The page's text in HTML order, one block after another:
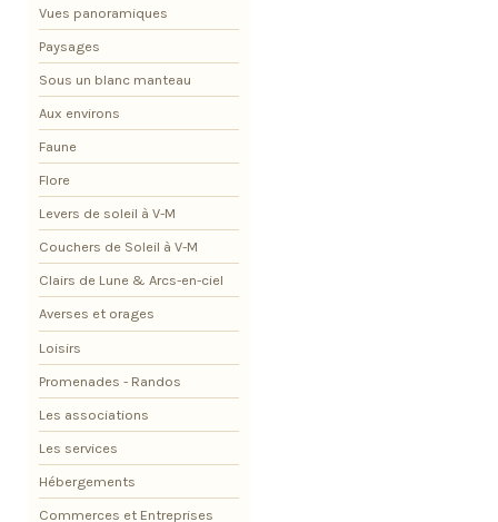
Vues panoramiques
Paysages
Sous un blanc manteau
Aux environs
Faune
Flore
Levers de soleil à V-M
Couchers de Soleil à V-M
Clairs de Lune & Arcs-en-ciel
Averses et orages
Loisirs
Promenades - Randos
Les associations
Les services
Hébergements
Commerces et Entreprises